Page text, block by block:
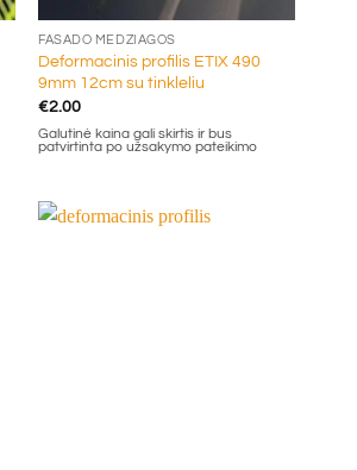
FASADO MEDŽIAGOS
Deformacinis profilis ETIX 490
9mm 12cm su tinkleliu
€2.00
Galutinė kaina gali skirtis ir bus
patvirtinta po užsakymo pateikimo